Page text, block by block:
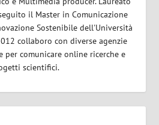
il Master in Comunicazione
Sostenibile dell'Università
collaboro con diverse agenzie
comunicare online ricerche e
scientifici.